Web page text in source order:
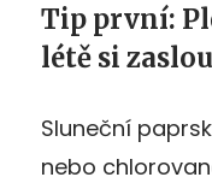
Tip první:
létě si
Sluneční
nebo